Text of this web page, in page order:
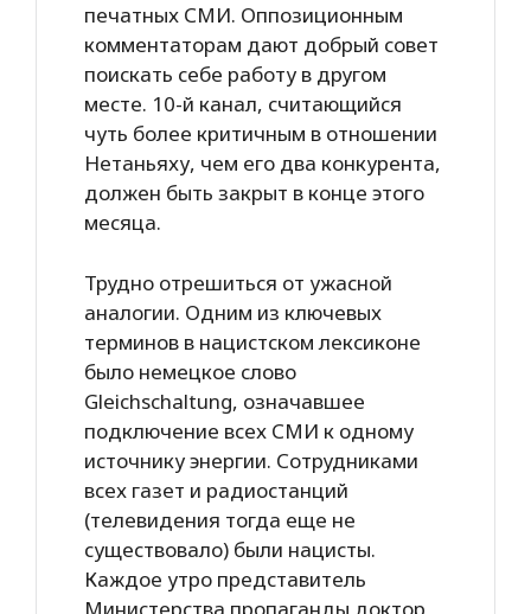
печатных СМИ. Оппозиционным
комментаторам дают добрый совет
поискать себе работу в другом
месте. 10-й канал, считающийся
чуть более критичным в отношении
Нетаньяху, чем его два конкурента,
должен быть закрыт в конце этого
месяца.
Трудно отрешиться от ужасной
аналогии. Одним из ключевых
терминов в нацистском лексиконе
было немецкое слово
Gleichschaltung, означавшее
подключение всех СМИ к одному
источнику энергии. Сотрудниками
всех газет и радиостанций
(телевидения тогда еще не
существовало) были нацисты.
Каждое утро представитель
Министерства пропаганды доктор